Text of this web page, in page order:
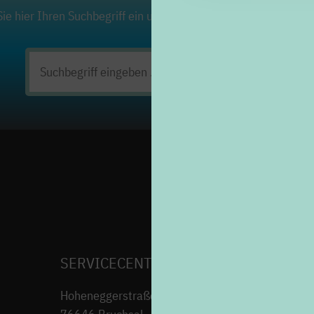
hier Ihren Suchbegriff ein und klicken Sie auf die Lupe. Viel
Suchen
nach:
SERVICECENTER H7
Hoheneggerstraße 7